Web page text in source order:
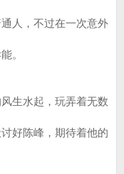
人，不过在一次意外
。
生水起，玩弄着无数
好陈峰，期待着他的